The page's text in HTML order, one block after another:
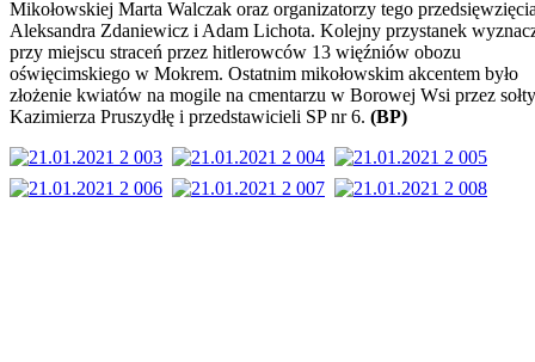
Mikołowskiej Marta Walczak oraz organizatorzy tego
Aleksandra Zdaniewicz i Adam Lichota. Kolejny przystanek
przy miejscu straceń przez hitlerowców 13 więźniów obozu
oświęcimskiego w Mokrem. Ostatnim mikołowskim akcentem było
złożenie kwiatów na mogile na cmentarzu w Borowej Wsi przez
Kazimierza Pruszydłę i przedstawicieli SP nr 6. (BP)